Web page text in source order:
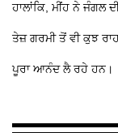
ਹਾਲਾਂਕਿ, ਮੀਂਹ ਨੇ ਜੰਗਲ
ਤੇਜ਼ ਗਰਮੀ ਤੋਂ ਵੀ ਕੁਝ
ਪੂਰਾ ਆਨੰਦ ਲੈ ਰਹੇ ਹਨ।